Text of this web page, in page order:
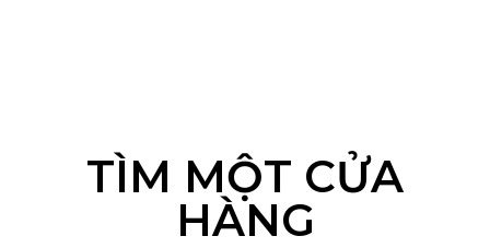
TÌM MỘT CỬA
HÀNG